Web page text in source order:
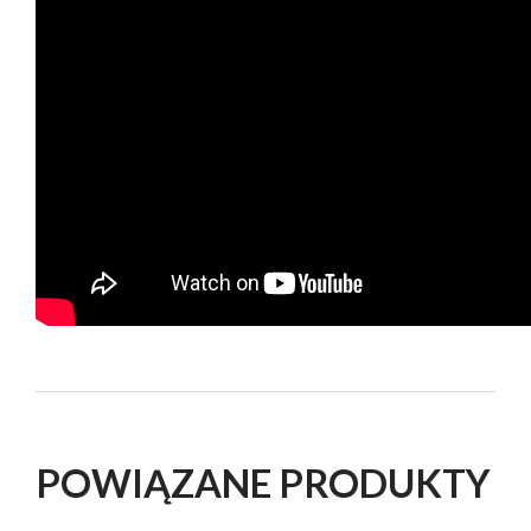
POWIĄZANE PRODUKTY